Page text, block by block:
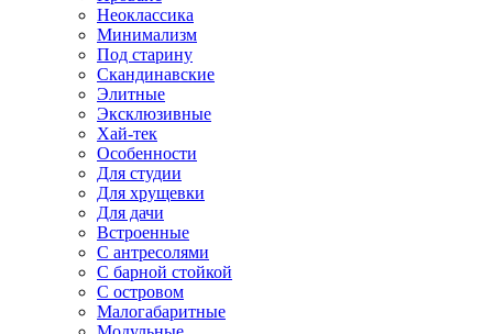
Неоклассика
Минимализм
Под старину
Скандинавские
Элитные
Эксклюзивные
Хай-тек
Особенности
Для студии
Для хрущевки
Для дачи
Встроенные
С антресолями
С барной стойкой
С островом
Малогабаритные